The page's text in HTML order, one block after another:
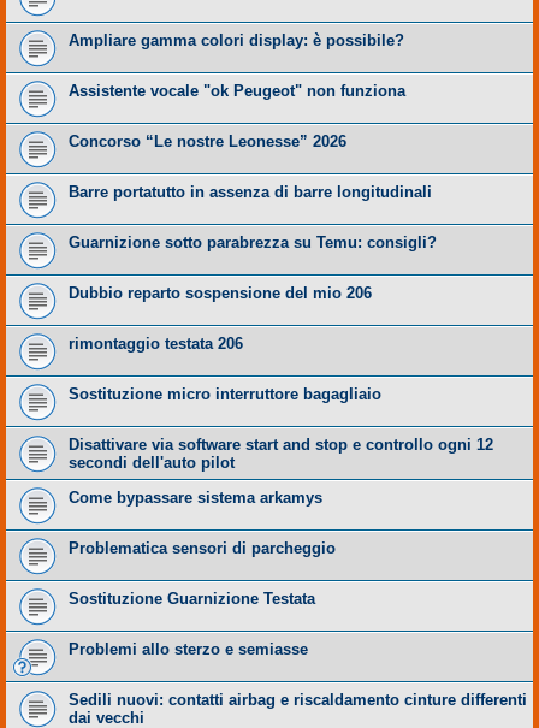
Ampliare gamma colori display: è possibile?
Assistente vocale "ok Peugeot" non funziona
Concorso “Le nostre Leonesse” 2026
Barre portatutto in assenza di barre longitudinali
Guarnizione sotto parabrezza su Temu: consigli?
Dubbio reparto sospensione del mio 206
rimontaggio testata 206
Sostituzione micro interruttore bagagliaio
Disattivare via software start and stop e controllo ogni 12
secondi dell'auto pilot
Come bypassare sistema arkamys
Problematica sensori di parcheggio
Sostituzione Guarnizione Testata
Problemi allo sterzo e semiasse
Sedili nuovi: contatti airbag e riscaldamento cinture differenti
dai vecchi